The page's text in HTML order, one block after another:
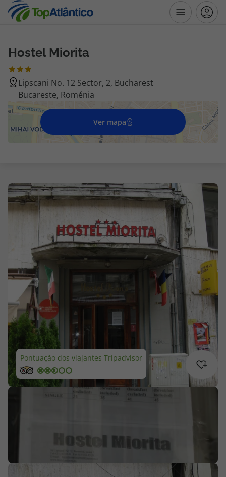
Destinos
Voos
Hotéis
Voos + Hotel
Disneyland ® Paris
Escapadinhas
Cruzeiros
Promoções
Especialistas
Cheque Viagem
Rede de Lojas
Blog TopViagens
Agências
Hostel Miorita
Lipscani No. 12 Sector, 2, Bucharest
Bucareste, Roménia
Ver mapa
Pontuação dos viajantes Tripadvisor